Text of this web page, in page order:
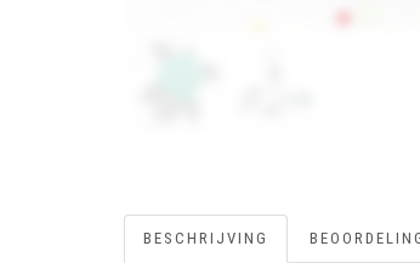
BESCHRIJVING